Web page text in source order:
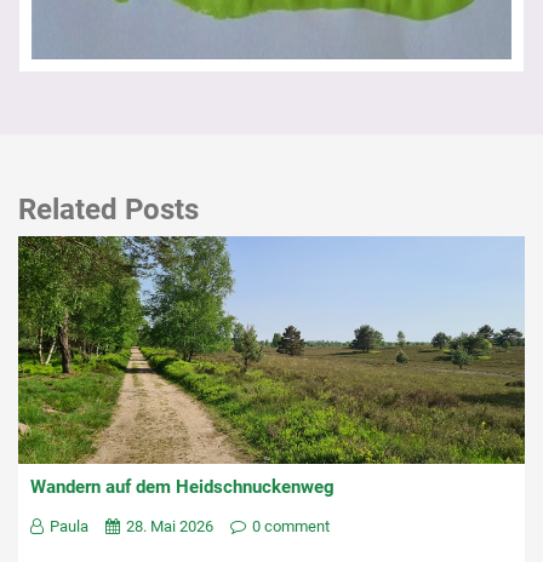
Related Posts
Wandern auf dem Heidschnuckenweg
Paula 28. Mai 2026 0 comment